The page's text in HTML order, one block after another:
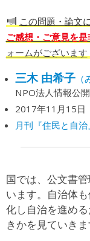
この問題・論文
ご感想・ご意見を
ォームがございます
三木 由希子（
NPO法人情報公
2017年11月15日
月刊『住民と自
国では、公文書
います。自治体
化し自治を進め
きかを見ていきま